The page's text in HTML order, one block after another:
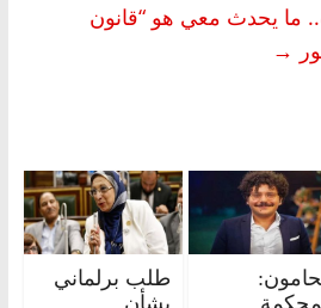
ما يحدث معي هو “قانون
→
طلب برلماني
بشأن